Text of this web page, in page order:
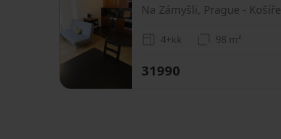
Na Zámyšli, Prague - Košíře
4+kk 98 m²
31990